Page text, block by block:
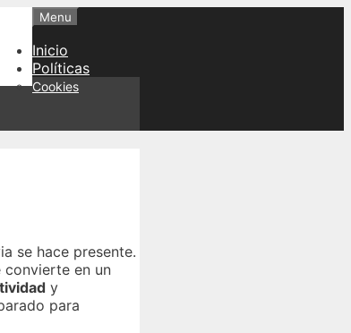
Menu
Inicio
Políticas
Cookies
se hace presente.
convierte en un
y
para